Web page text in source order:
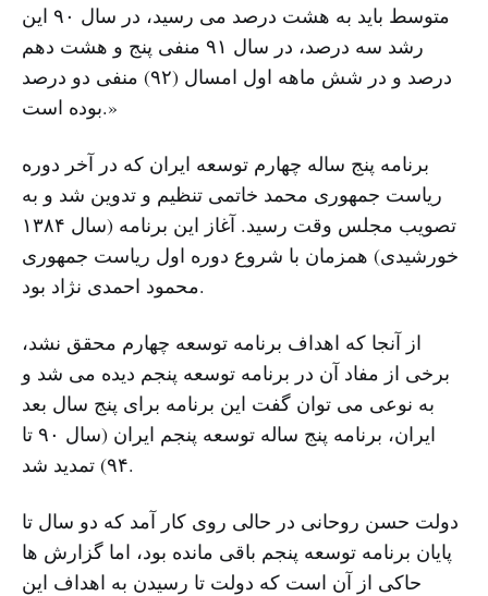
متوسط باید به هشت درصد می رسید، در سال ۹۰ این
رشد سه درصد، در سال ۹۱ منفی پنج و هشت دهم
درصد و در شش ماهه اول امسال (۹۲) منفی دو درصد
بوده است.»
برنامه پنج ساله چهارم توسعه ایران که در آخر دوره
ریاست جمهوری محمد خاتمی تنظیم و تدوین شد و به
تصویب مجلس وقت رسید. آغاز این برنامه (سال ۱۳۸۴
خورشیدی) همزمان با شروع دوره اول ریاست جمهوری
محمود احمدی نژاد بود.
از آنجا که اهداف برنامه توسعه چهارم محقق نشد،
برخی از مفاد آن در برنامه توسعه پنجم دیده می شد و
به نوعی می توان گفت این برنامه برای پنج سال بعد
ایران، برنامه پنج ساله توسعه پنجم ایران (سال ۹۰ تا
۹۴) تمدید شد.
دولت حسن روحانی در حالی روی کار آمد که دو سال تا
پایان برنامه توسعه پنجم باقی مانده بود، اما گزارش ها
حاکی از آن است که دولت تا رسیدن به اهداف این